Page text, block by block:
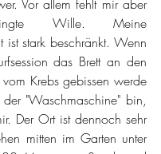
Vor allem fehlt mir aber
Wille. Meine
ist stark beschränkt. Wenn
das Brett an den
Krebs gebissen werde
"Waschmaschine" bin,
Der Ort ist dennoch sehr
mitten im Garten unter